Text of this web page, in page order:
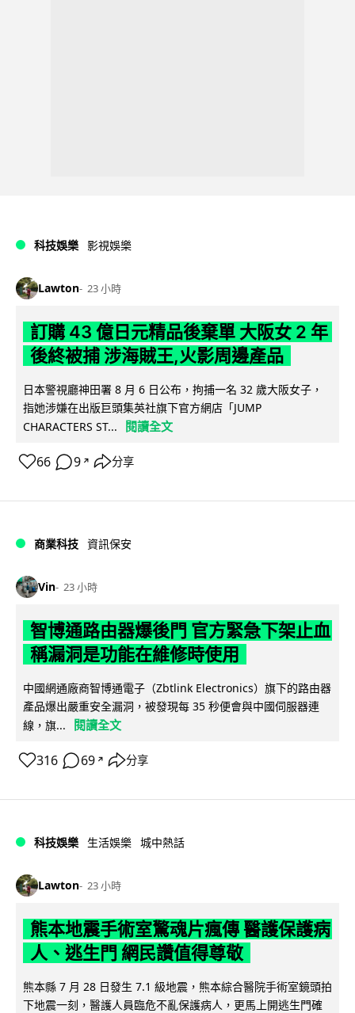
科技娛樂 影視娛樂
Lawton 23 小時
訂購 43 億日元精品後棄單 大阪女 2 年
後終被捕 涉海賊王,火影周邊產品
日本警視廳神田署 8 月 6 日公布，拘捕一名 32 歲大阪女子，
指她涉嫌在出版巨頭集英社旗下官方網店「JUMP
CHARACTERS ST...
閱讀全文
66 9 ↗ 分享
商業科技 資訊保安
Vin 23 小時
智博通路由器爆後門 官方緊急下架止血
稱漏洞是功能在維修時使用
中國網通廠商智博通電子（Zbtlink Electronics）旗下的路由器
產品爆出嚴重安全漏洞，被發現每 35 秒便會與中國伺服器連
線，旗...
閱讀全文
316 69 ↗ 分享
科技娛樂 生活娛樂 城中熱話
Lawton 23 小時
熊本地震手術室驚魂片瘋傳 醫護保護病
人、逃生門 網民讚值得尊敬
熊本縣 7 月 28 日發生 7.1 級地震，熊本綜合醫院手術室鏡頭拍
下地震一刻，醫護人員臨危不亂保護病人，更馬上開逃生門確